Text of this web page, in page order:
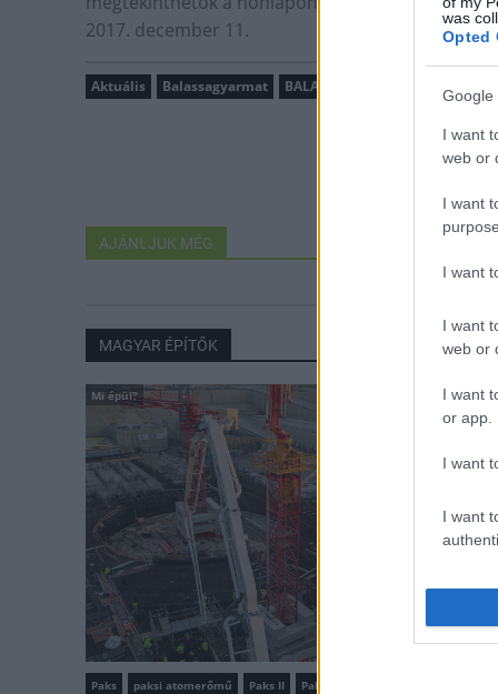
was
Opted
Google
I want
web or
I want
I want
I want
web or
I want
or app.
I want
I want
2017. december 11.
Aktuális Balassagyarmat BALASSAGYARMAT DÍSZPOLGÁRA
AJÁNLJUK MÉG
MAGYAR ÉPÍTŐK
Mi épül?
Paks paksi atomerőmű Paks II Paks II. Atomerőmű Zrt.